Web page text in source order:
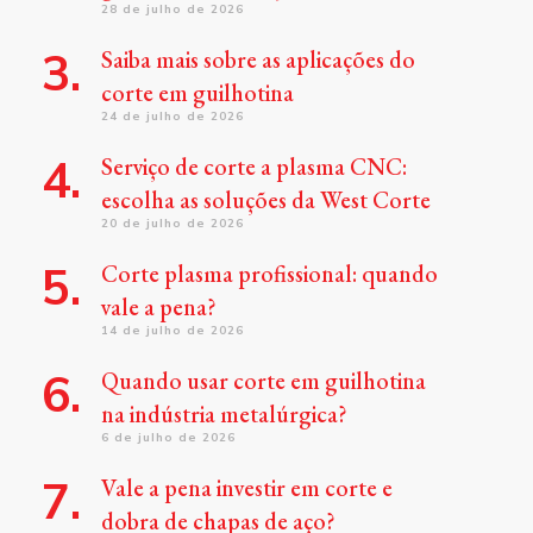
28 de julho de 2026
Saiba mais sobre as aplicações do
corte em guilhotina
24 de julho de 2026
Serviço de corte a plasma CNC:
escolha as soluções da West Corte
20 de julho de 2026
Corte plasma profissional: quando
vale a pena?
14 de julho de 2026
Quando usar corte em guilhotina
na indústria metalúrgica?
6 de julho de 2026
Vale a pena investir em corte e
dobra de chapas de aço?